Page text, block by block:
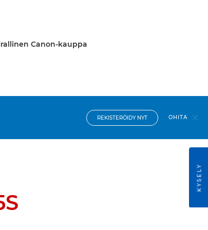
Canon-kauppa
REKISTERÖIDY NYT OHITA
KYSELY